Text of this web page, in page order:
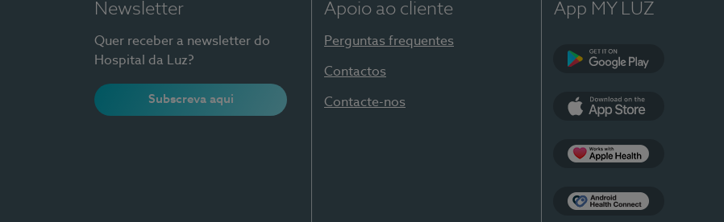
Newsletter
Quer receber a newsletter do
Hospital da Luz?
Subscreva aqui
Apoio ao cliente
Perguntas frequentes
Contactos
Contacte-nos
App MY LUZ